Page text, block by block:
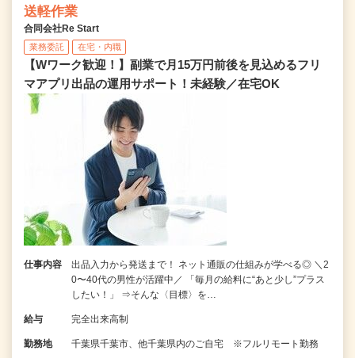
送軽作業
合同会社Re Start
業務委託 在宅・内職
【Wワーク歓迎！】副業で月15万円前後を見込めるフリ
マアプリ出品の運用サポート！未経験／在宅OK
仕事内容
出品入力から発送まで！ ネット通販の仕組みが学べる◎ ＼2
0〜40代の男性が活躍中／ 「毎月の給料に“あと少し”プラス
したい！」 ⇒そんな〈目標〉を…
給与 完全出来高制
勤務地 千葉県千葉市、他千葉県内のご自宅 ※フルリモート勤務